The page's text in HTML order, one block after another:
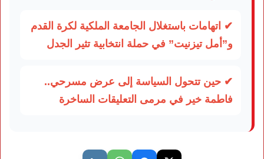
✔ اتهامات باستغلال الجامعة الملكية لكرة القدم
و”أمل تيزنيت” في حملة انتخابية تثير الجدل
✔ حين تتحول السياسة إلى عرض مسرحي..
فاطمة خير في مرمى التعليقات الساخرة